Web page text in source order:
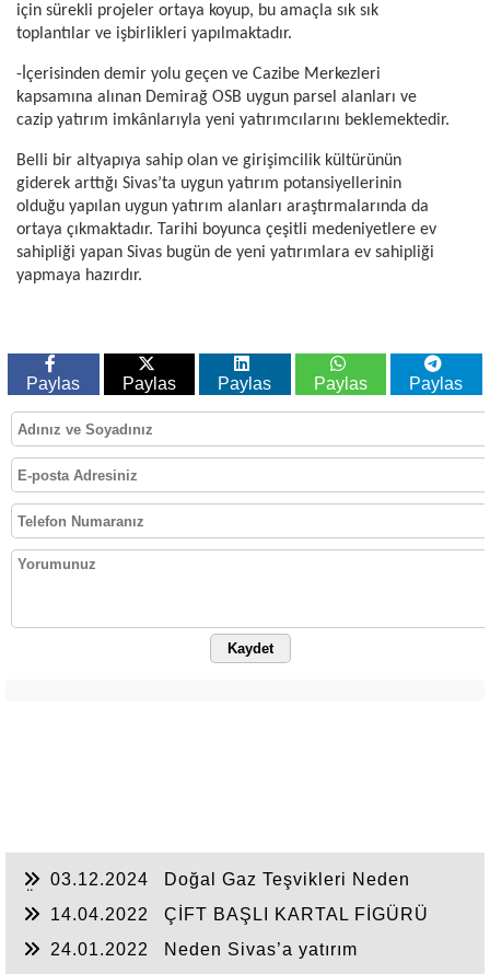
için sürekli projeler ortaya koyup, bu amaçla sık sık
toplantılar ve işbirlikleri yapılmaktadır.
-İçerisinden demir yolu geçen ve Cazibe Merkezleri
kapsamına alınan Demirağ OSB uygun parsel alanları ve
cazip yatırım imkânlarıyla yeni yatırımcılarını beklemektedir.
Belli bir altyapıya sahip olan ve girişimcilik kültürünün
giderek arttığı Sivas’ta uygun yatırım potansiyellerinin
olduğu yapılan uygun yatırım alanları araştırmalarında da
ortaya çıkmaktadır. Tarihi boyunca çeşitli medeniyetlere ev
sahipliği yapan Sivas bugün de yeni yatırımlara ev sahipliği
yapmaya hazırdır.
Paylas Paylas Paylas Paylas Paylas
Kaydet
03.12.2024
Doğal Gaz Teşvikleri Neden
14.04.2022
ÇİFT BAŞLI KARTAL FİGÜRÜ
24.01.2022
Neden Sivas’a yatırım